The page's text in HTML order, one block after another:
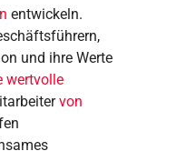
entwickeln.
und ihre Werte
wertvolle
von